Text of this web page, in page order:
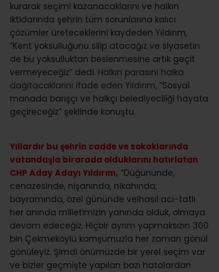
kurarak seçimi kazanacaklarını ve halkın
iktidarında şehrin tüm sorunlarına kalıcı
çözümler üreteceklerini kaydeden Yıldırım,
“Kent yoksulluğunu silip atacağız ve siyasetin
de bu yoksulluktan beslenmesine artık geçit
vermeyeceğiz” dedi. Halkın parasını halka
dağıtacaklarını ifade eden Yıldırım, “Sosyal
manada barışçı ve halkçı belediyeciliği hayata
geçireceğiz” şeklinde konuştu.
Yıllardır bu şehrin cadde ve sokaklarında
vatandaşla birarada olduklarını hatırlatan
CHP Aday Adayı Yıldırım, “Düğününde,
cenazesinde, nişanında, nikahında,
bayramında, özel gününde velhasıl acı-tatlı
her anında milletimizin yanında olduk, olmaya
devam edeceğiz. Hiçbir ayrım yapmaksızın 300
bin Çekmeköylü komşumuzla her zaman gönül
gönüleyiz. Şimdi önümüzde bir yerel seçim var
ve bizler geçmişte yapılan bazı hatalardan